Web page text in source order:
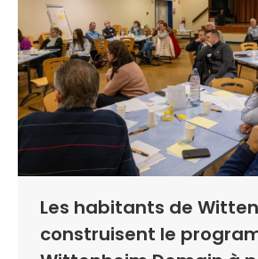
Les habitants de
construisent le